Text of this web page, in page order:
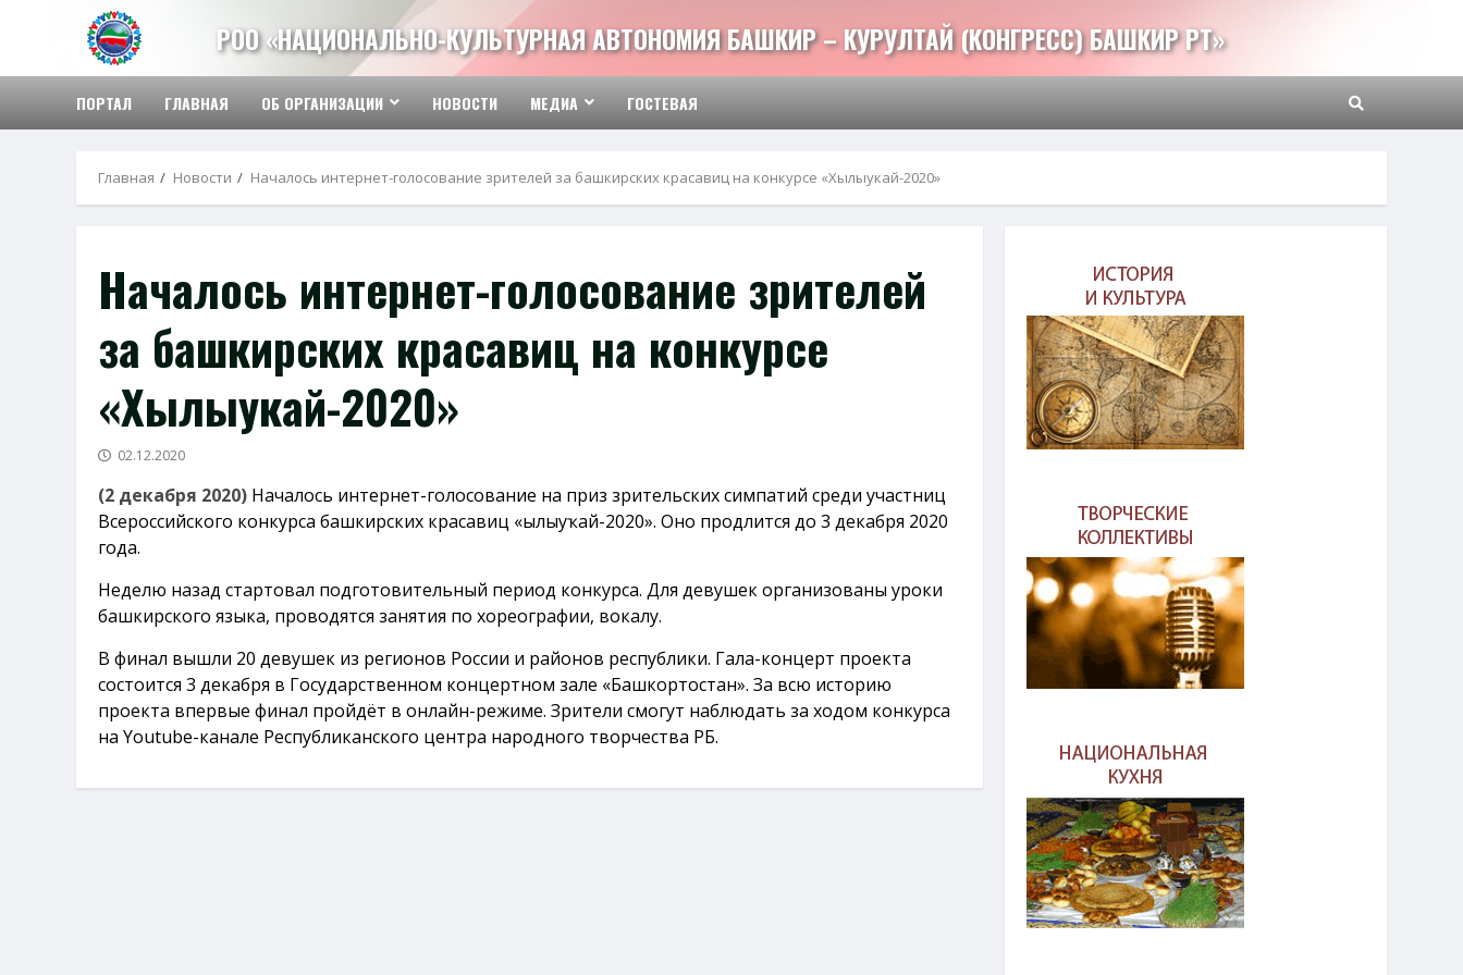
содержимому
РОО «НАЦИОНАЛЬНО-КУЛЬТУРНАЯ АВТОНОМИЯ БАШКИР – КУРУЛТАЙ (КОНГРЕСС) БАШКИР РТ»
ПОРТАЛ ГЛАВНАЯ ОБ ОРГАНИЗАЦИИ НОВОСТИ МЕДИА ГОСТЕВАЯ
Главная Новости Началось интернет-голосование зрителей за башкирских красавиц на конкурсе «Хылыукай-2020»
Началось интернет-голосование зрителей
за башкирских красавиц на конкурсе
«Хылыукай-2020»
02.12.2020
(2 декабря 2020) Началось интернет-голосование на приз зрительских симпатий среди участниц
Всероссийского конкурса башкирских красавиц «Һылыуҡай-2020». Оно продлится до 3 декабря 2020
года.
Неделю назад стартовал подготовительный период конкурса. Для девушек организованы уроки
башкирского языка, проводятся занятия по хореографии, вокалу.
В финал вышли 20 девушек из регионов России и районов республики. Гала-концерт проекта
состоится 3 декабря в Государственном концертном зале «Башкортостан». За всю историю
проекта впервые финал пройдёт в онлайн-режиме. Зрители смогут наблюдать за ходом конкурса
на Youtube-канале Республиканского центра народного творчества РБ.